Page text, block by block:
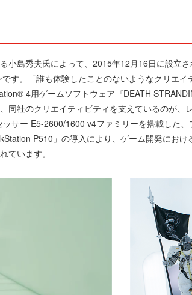
小島秀夫氏によって、2015年12月16日に設立
す。「誰も体験したことのないようなクリエイ
4用ゲームソフトウェア『DEATH
同社のクリエイティビティを支えているのが、
サー E5-2600/1600 v4ファミリーを搭載した、
P510」の導入により、ゲーム開発にお
ています。